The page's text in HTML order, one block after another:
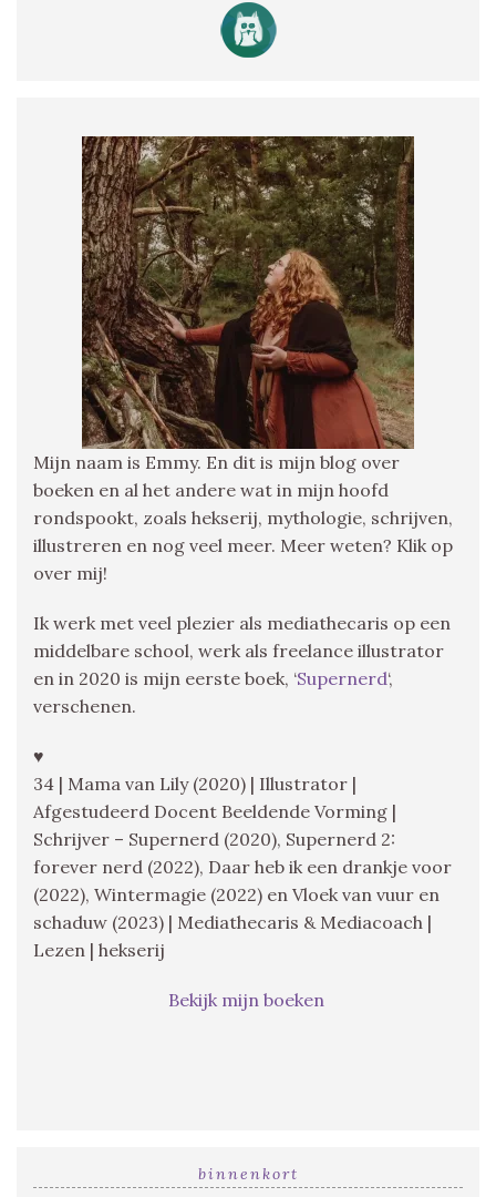
Mijn naam is Emmy. En dit is mijn blog over
boeken en al het andere wat in mijn hoofd
rondspookt, zoals hekserij, mythologie, schrijven,
illustreren en nog veel meer. Meer weten? Klik op
over mij!
Ik werk met veel plezier als mediathecaris op een
middelbare school, werk als freelance illustrator
en in 2020 is mijn eerste boek, ‘Supernerd‘,
verschenen.
♥
34 | Mama van Lily (2020) | Illustrator |
Afgestudeerd Docent Beeldende Vorming |
Schrijver – Supernerd (2020), Supernerd 2:
forever nerd (2022), Daar heb ik een drankje voor
(2022), Wintermagie (2022) en Vloek van vuur en
schaduw (2023) | Mediathecaris & Mediacoach |
Lezen | hekserij
Bekijk mijn boeken
binnenkort